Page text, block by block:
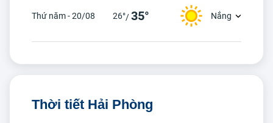
Thứ năm - 20/08 26°/35° Nắng
Thời tiết Hải Phòng